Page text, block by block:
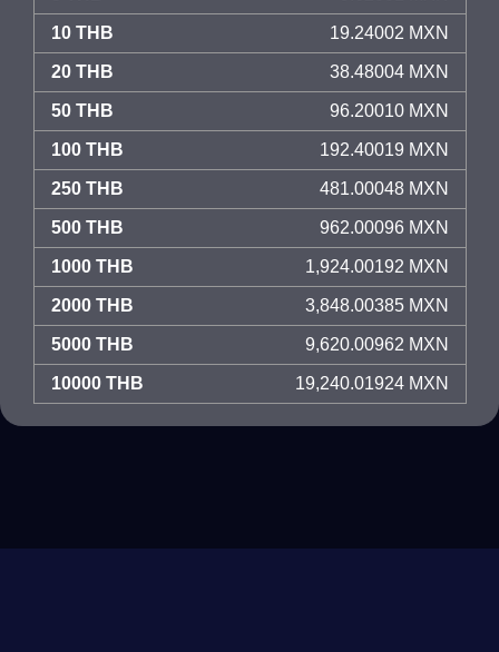
10 THB 19.24002 MXN
20 THB 38.48004 MXN
50 THB 96.20010 MXN
100 THB 192.40019 MXN
250 THB 481.00048 MXN
500 THB 962.00096 MXN
1000 THB 1,924.00192 MXN
2000 THB 3,848.00385 MXN
5000 THB 9,620.00962 MXN
10000 THB 19,240.01924 MXN